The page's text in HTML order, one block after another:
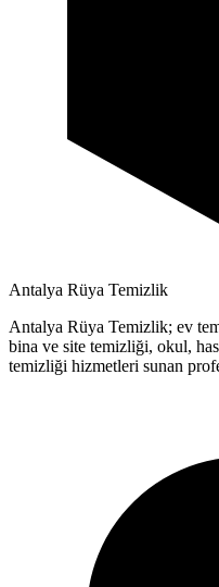
Antalya Rüya Temizlik
Antalya Rüya Temizlik; ev
bina ve site temizliği, okul,
temizliği hizmetleri sunan